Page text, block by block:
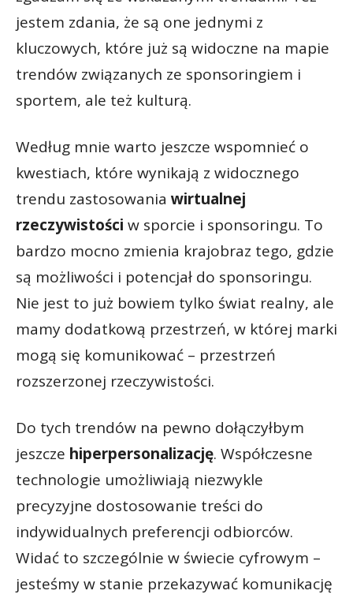
jestem zdania, że są one jednymi z
kluczowych, które już są widoczne na mapie
trendów związanych ze sponsoringiem i
sportem, ale też kulturą.
Według mnie warto jeszcze wspomnieć o
kwestiach, które wynikają z widocznego
trendu zastosowania wirtualnej
rzeczywistości w sporcie i sponsoringu. To
bardzo mocno zmienia krajobraz tego, gdzie
są możliwości i potencjał do sponsoringu.
Nie jest to już bowiem tylko świat realny, ale
mamy dodatkową przestrzeń, w której marki
mogą się komunikować – przestrzeń
rozszerzonej rzeczywistości.
Do tych trendów na pewno dołączyłbym
jeszcze hiperpersonalizację. Współczesne
technologie umożliwiają niezwykle
precyzyjne dostosowanie treści do
indywidualnych preferencji odbiorców.
Widać to szczególnie w świecie cyfrowym –
jesteśmy w stanie przekazywać komunikację